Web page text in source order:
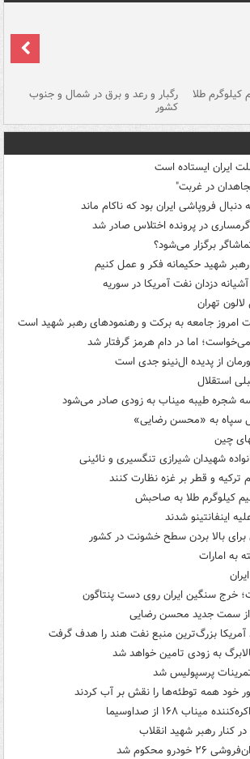
کیلوگرم طلا رگبار و رعد و برق در شمال و جنوب
کشور
ایران ایستاده است
در غربت"
فروپاشی ایران بود که ناکام ماند
برگزار می‌شود؟
شهید حکیمانه فکر و عمل کنیم
دزدان نفت آمریکا در سوریه
لالون تهران
امروز جامعه به برکت و رهنمودهای رهبر شهید است
می‌خواست؛ اما در دام هرمز گرفتار شد
از پدیده ال‌نینو جدی است
استقلال
شجره طیبه میناب به زودی صادر می‌شود
سپاه به «محسن رضایی»
چین
شهیدان شیرازی تنگسیری و نائینی
ترکیه و قطر بر غزه نظارت کنند
کیلوگرم طلا به صاحبش
بالا بردن سطح خشونت در کشور
به امارات
سمت جدید محسن رضایی
آمریکا بزرگ‌ترین منبع نفت هند را هدف گرفت
به زودی تامین خواهد شد
پرسپولیس شد
خود همه توطئه‌ها را نقش بر آب کردند
۱۶۸ از صداوسیما
کنار رهبر شهید انقلاب
محکوم شد